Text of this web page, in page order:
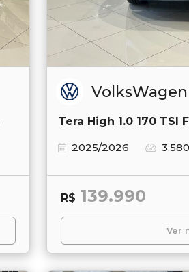
VolksWagen
Tera High 1.0 170 TSI
2025/2026
R$ 139.990
Ver